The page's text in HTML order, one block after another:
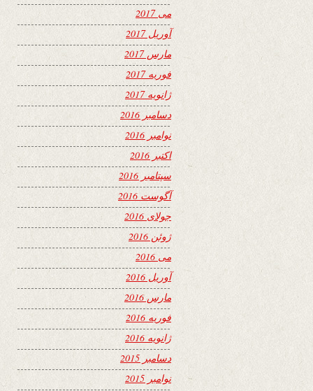
می 2017
آوریل 2017
مارس 2017
فوریه 2017
ژانویه 2017
دسامبر 2016
نوامبر 2016
اکتبر 2016
سپتامبر 2016
آگوست 2016
جولای 2016
ژوئن 2016
می 2016
آوریل 2016
مارس 2016
فوریه 2016
ژانویه 2016
دسامبر 2015
نوامبر 2015